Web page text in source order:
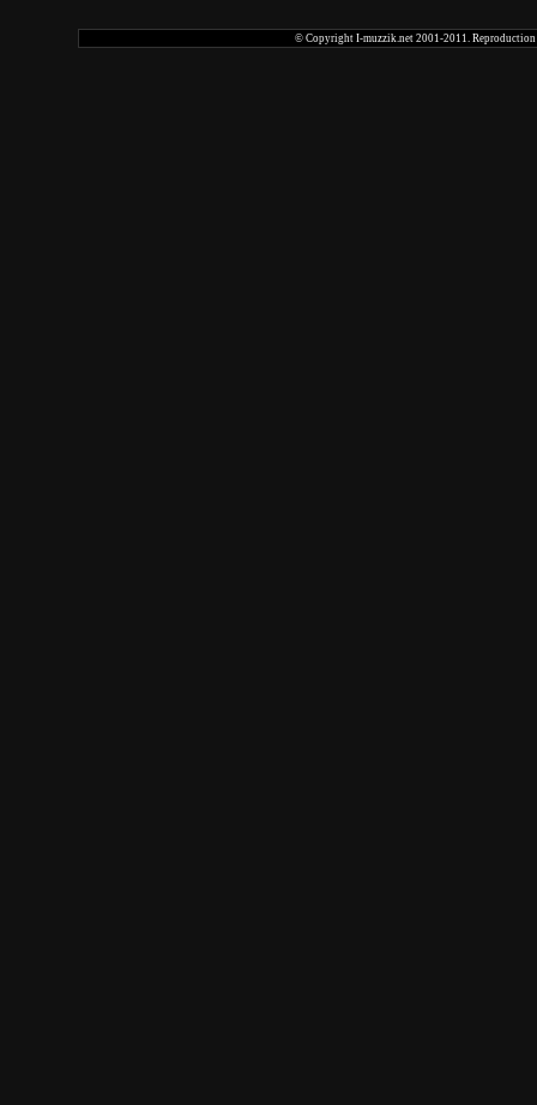
© Copyright I-muzzik.net 2001-2011. Reproduction